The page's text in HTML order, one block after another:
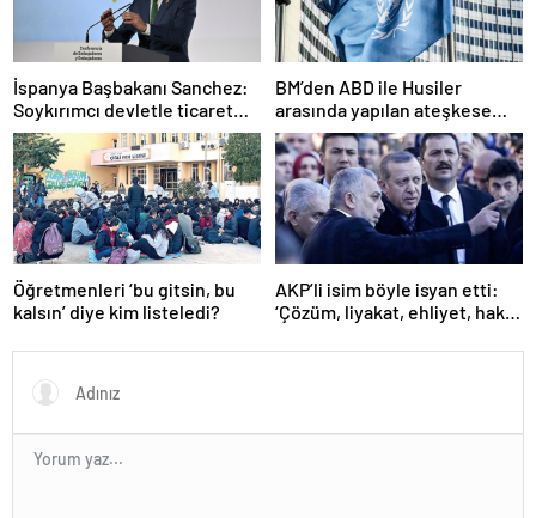
İspanya Başbakanı Sanchez:
Soykırımcı devletle ticaret
yapmayız
BM’den ABD ile Husiler
arasında yapılan ateşkese
ilişkin değerlendirme
Öğretmenleri ‘bu gitsin, bu
kalsın’ diye kim listeledi?
AKP’li isim böyle isyan etti:
‘Çözüm, liyakat, ehliyet, hak,